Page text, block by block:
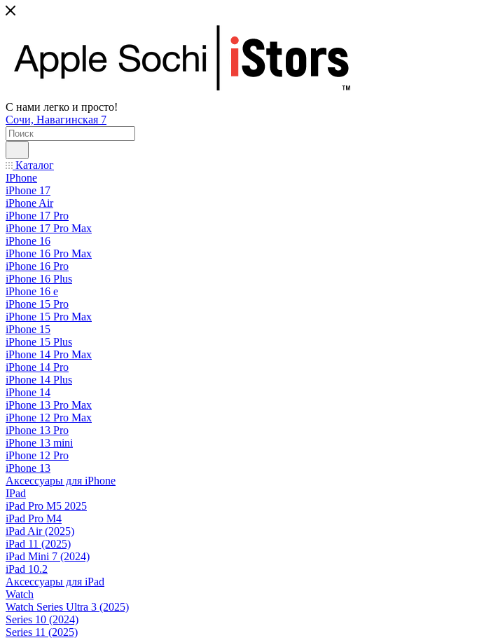
С нами легко и просто!
Сочи, Навагинская 7
Каталог
IPhone
iPhone 17
iPhone Air
iPhone 17 Pro
iPhone 17 Pro Max
iPhone 16
iPhone 16 Pro Max
iPhone 16 Pro
iPhone 16 Plus
iPhone 16 e
iPhone 15 Pro
iPhone 15 Pro Max
iPhone 15
iPhone 15 Plus
iPhone 14 Pro Max
iPhone 14 Pro
iPhone 14 Plus
iPhone 14
iPhone 13 Pro Max
iPhone 12 Pro Max
iPhone 13 Pro
iPhone 13 mini
iPhone 12 Pro
iPhone 13
Аксессуары для iPhone
IPad
iPad Pro M5 2025
iPad Pro M4
iPad Air (2025)
iPad 11 (2025)
iPad Mini 7 (2024)
iPad 10.2
Аксессуары для iPad
Watch
Watch Series Ultra 3 (2025)
Series 10 (2024)
Series 11 (2025)